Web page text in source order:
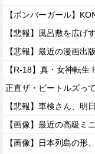
【悲報】最近の漫画出
正直ザ・ビートルズっ
【画像】最近の高級ミ
【画像】日本列島の形